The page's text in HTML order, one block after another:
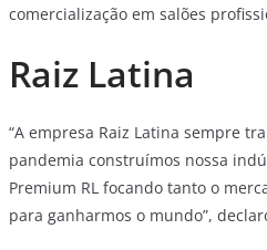
comercialização em salões
Raiz Latina
“A empresa Raiz Latina sempre
pandemia construímos nossa
Premium RL focando tanto o
para ganharmos o mundo”,